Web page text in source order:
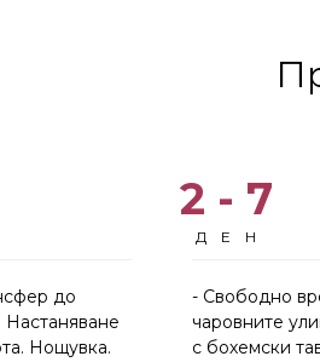
до
Настаняване
Нощувка.
2 - 7
ДЕН
- Свободно
чаровните
с бохемски